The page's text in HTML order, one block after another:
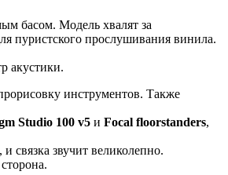
басом. Модель хвалят за
пуристского прослушивания винила.
акустики.
инструментов. Также
Studio 100 v5 и Focal floorstanders,
связка звучит великолепно.